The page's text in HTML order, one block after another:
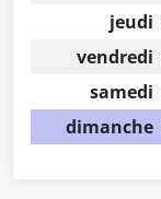
jeudi
vendredi
samedi
dimanche